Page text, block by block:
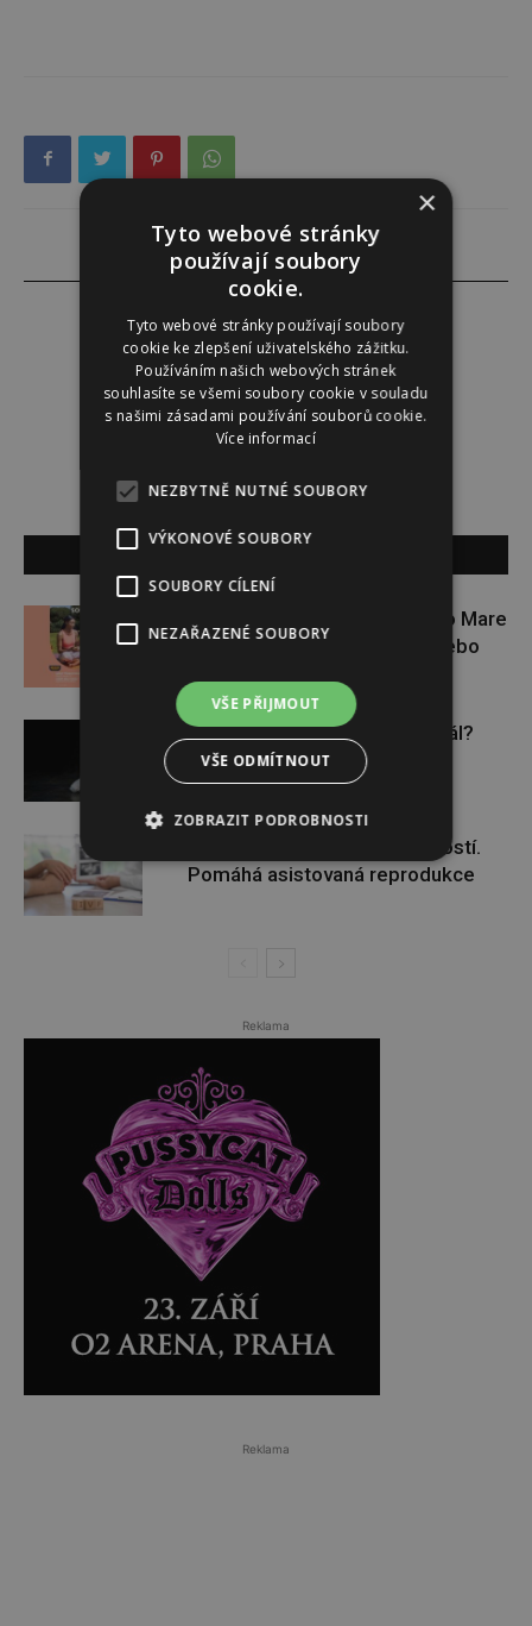
Lucie Šáleová
Zapojte se do letní soutěže s Rio Mare
a vyhrajte iWatch Series 11 nebo
Budou se vraždit malé děti dál?
Těhotenství není samozřejmostí.
Pomáhá asistovaná reprodukce
Reklama
Reklama
×
Tyto webové stránky
používají soubory
cookie.
Tyto webové stránky používají soubory
cookie ke zlepšení uživatelského zážitku.
Používáním našich webových stránek
souhlasíte se všemi soubory cookie v souladu
s našimi zásadami používání souborů cookie.
Více informací
NEZBYTNĚ NUTNÉ SOUBORY
VÝKONOVÉ SOUBORY
SOUBORY CÍLENÍ
NEZAŘAZENÉ SOUBORY
VŠE PŘIJMOUT
VŠE ODMÍTNOUT
ZOBRAZIT PODROBNOSTI